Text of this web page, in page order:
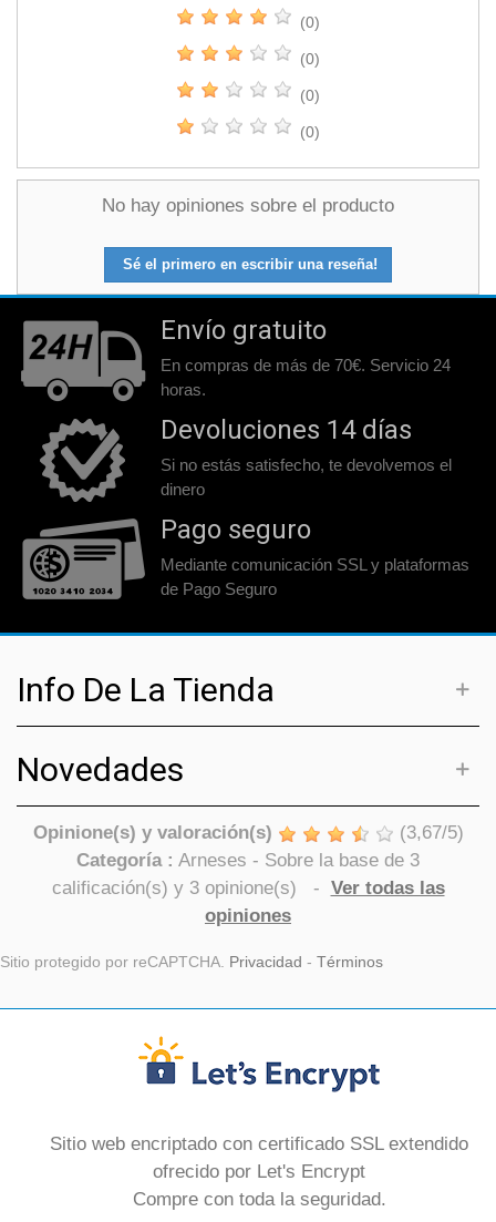
(0)
(0)
(0)
(0)
No hay opiniones sobre el producto
Sé el primero en escribir una reseña!
Envío gratuito
En compras de más de 70€. Servicio 24
horas.
Devoluciones 14 días
Si no estás satisfecho, te devolvemos el
dinero
Pago seguro
Mediante comunicación SSL y plataformas
de Pago Seguro
Info De La Tienda
Novedades
Opinione(s) y valoración(s) (3,67/5)
Categoría : Arneses - Sobre la base de 3
calificación(s) y 3opinione(s) - Ver todas las
opiniones
Sitio protegido por reCAPTCHA. Privacidad - Términos
Sitio web encriptado con certificado SSL extendido
ofrecido por Let's Encrypt
Compre con toda la seguridad.